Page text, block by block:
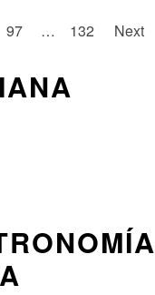
97 … 132 Next